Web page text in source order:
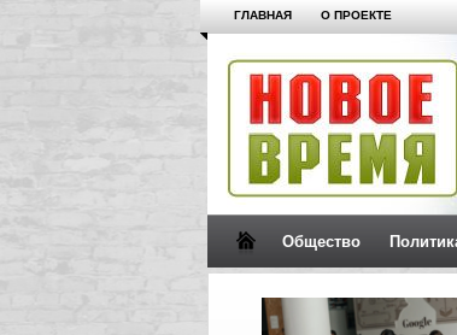
ГЛАВНАЯ О ПРОЕКТЕ
Общество